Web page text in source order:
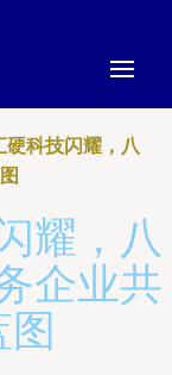
硬科技闪耀，八
耀，八
企业共